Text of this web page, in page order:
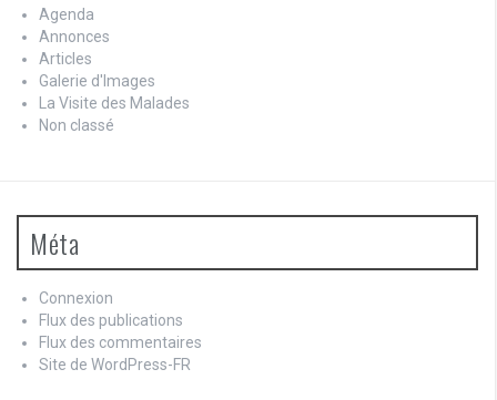
Agenda
Annonces
Articles
Galerie d'Images
La Visite des Malades
Non classé
Méta
Connexion
Flux des publications
Flux des commentaires
Site de WordPress-FR